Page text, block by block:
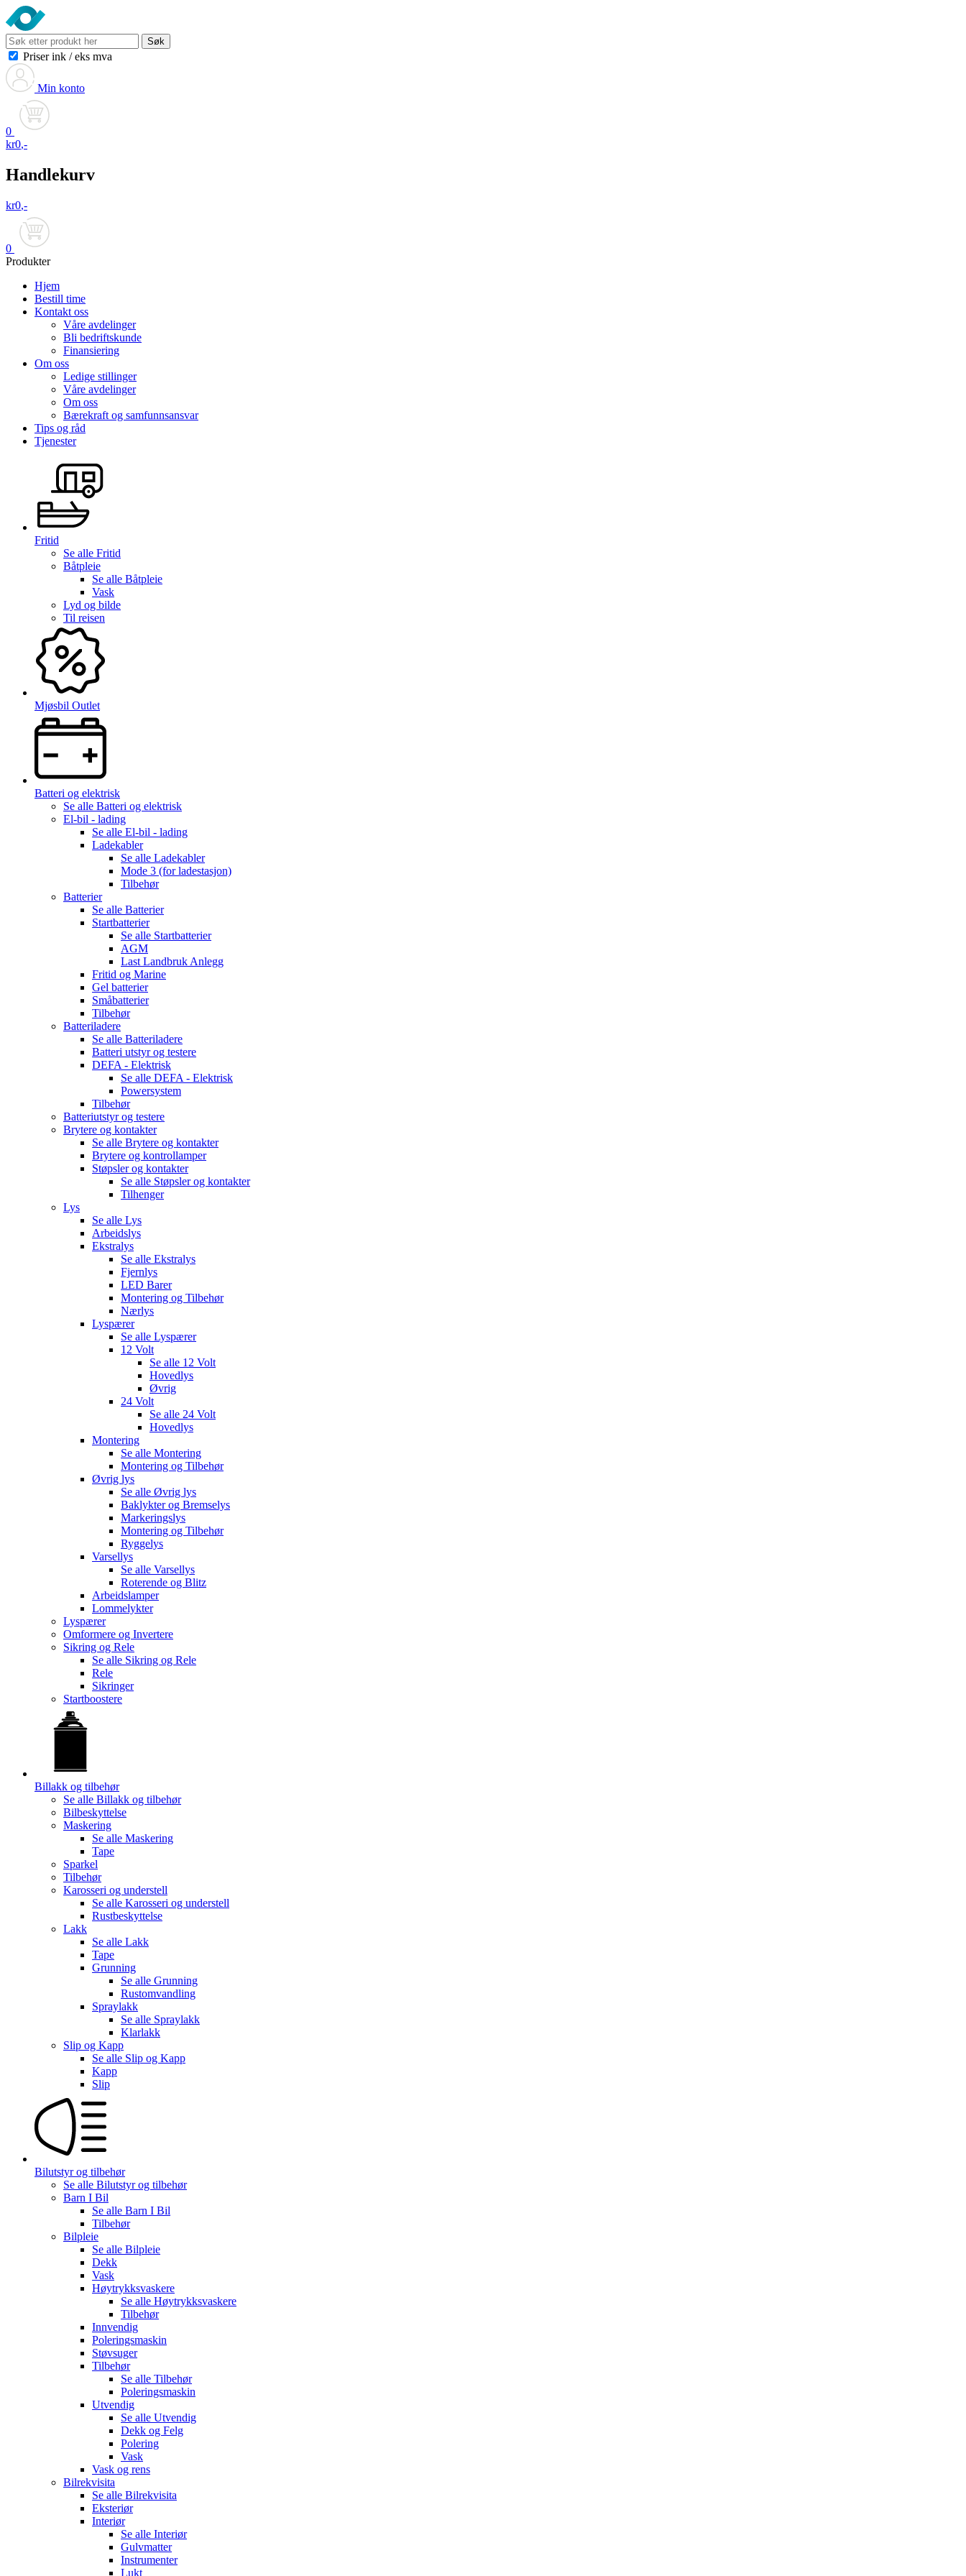
Søk
Priser ink / eks mva
Min konto
0
kr0,-
Handlekurv
kr0,-
0
Produkter
Hjem
Bestill time
Kontakt oss
Våre avdelinger
Bli bedriftskunde
Finansiering
Om oss
Ledige stillinger
Våre avdelinger
Om oss
Bærekraft og samfunnsansvar
Tips og råd
Tjenester
Fritid
Se alle Fritid
Båtpleie
Se alle Båtpleie
Vask
Lyd og bilde
Til reisen
Mjøsbil Outlet
Batteri og elektrisk
Se alle Batteri og elektrisk
El-bil - lading
Se alle El-bil - lading
Ladekabler
Se alle Ladekabler
Mode 3 (for ladestasjon)
Tilbehør
Batterier
Se alle Batterier
Startbatterier
Se alle Startbatterier
AGM
Last Landbruk Anlegg
Fritid og Marine
Gel batterier
Småbatterier
Tilbehør
Batteriladere
Se alle Batteriladere
Batteri utstyr og testere
DEFA - Elektrisk
Se alle DEFA - Elektrisk
Powersystem
Tilbehør
Batteriutstyr og testere
Brytere og kontakter
Se alle Brytere og kontakter
Brytere og kontrollamper
Støpsler og kontakter
Se alle Støpsler og kontakter
Tilhenger
Lys
Se alle Lys
Arbeidslys
Ekstralys
Se alle Ekstralys
Fjernlys
LED Barer
Montering og Tilbehør
Nærlys
Lyspærer
Se alle Lyspærer
12 Volt
Se alle 12 Volt
Hovedlys
Øvrig
24 Volt
Se alle 24 Volt
Hovedlys
Montering
Se alle Montering
Montering og Tilbehør
Øvrig lys
Se alle Øvrig lys
Baklykter og Bremselys
Markeringslys
Montering og Tilbehør
Ryggelys
Varsellys
Se alle Varsellys
Roterende og Blitz
Arbeidslamper
Lommelykter
Lyspærer
Omformere og Invertere
Sikring og Rele
Se alle Sikring og Rele
Rele
Sikringer
Startboostere
Billakk og tilbehør
Se alle Billakk og tilbehør
Bilbeskyttelse
Maskering
Se alle Maskering
Tape
Sparkel
Tilbehør
Karosseri og understell
Se alle Karosseri og understell
Rustbeskyttelse
Lakk
Se alle Lakk
Tape
Grunning
Se alle Grunning
Rustomvandling
Spraylakk
Se alle Spraylakk
Klarlakk
Slip og Kapp
Se alle Slip og Kapp
Kapp
Slip
Bilutstyr og tilbehør
Se alle Bilutstyr og tilbehør
Barn I Bil
Se alle Barn I Bil
Tilbehør
Bilpleie
Se alle Bilpleie
Dekk
Vask
Høytrykksvaskere
Se alle Høytrykksvaskere
Tilbehør
Innvendig
Poleringsmaskin
Støvsuger
Tilbehør
Se alle Tilbehør
Poleringsmaskin
Utvendig
Se alle Utvendig
Dekk og Felg
Polering
Vask
Vask og rens
Bilrekvisita
Se alle Bilrekvisita
Eksteriør
Interiør
Se alle Interiør
Gulvmatter
Instrumenter
Lukt